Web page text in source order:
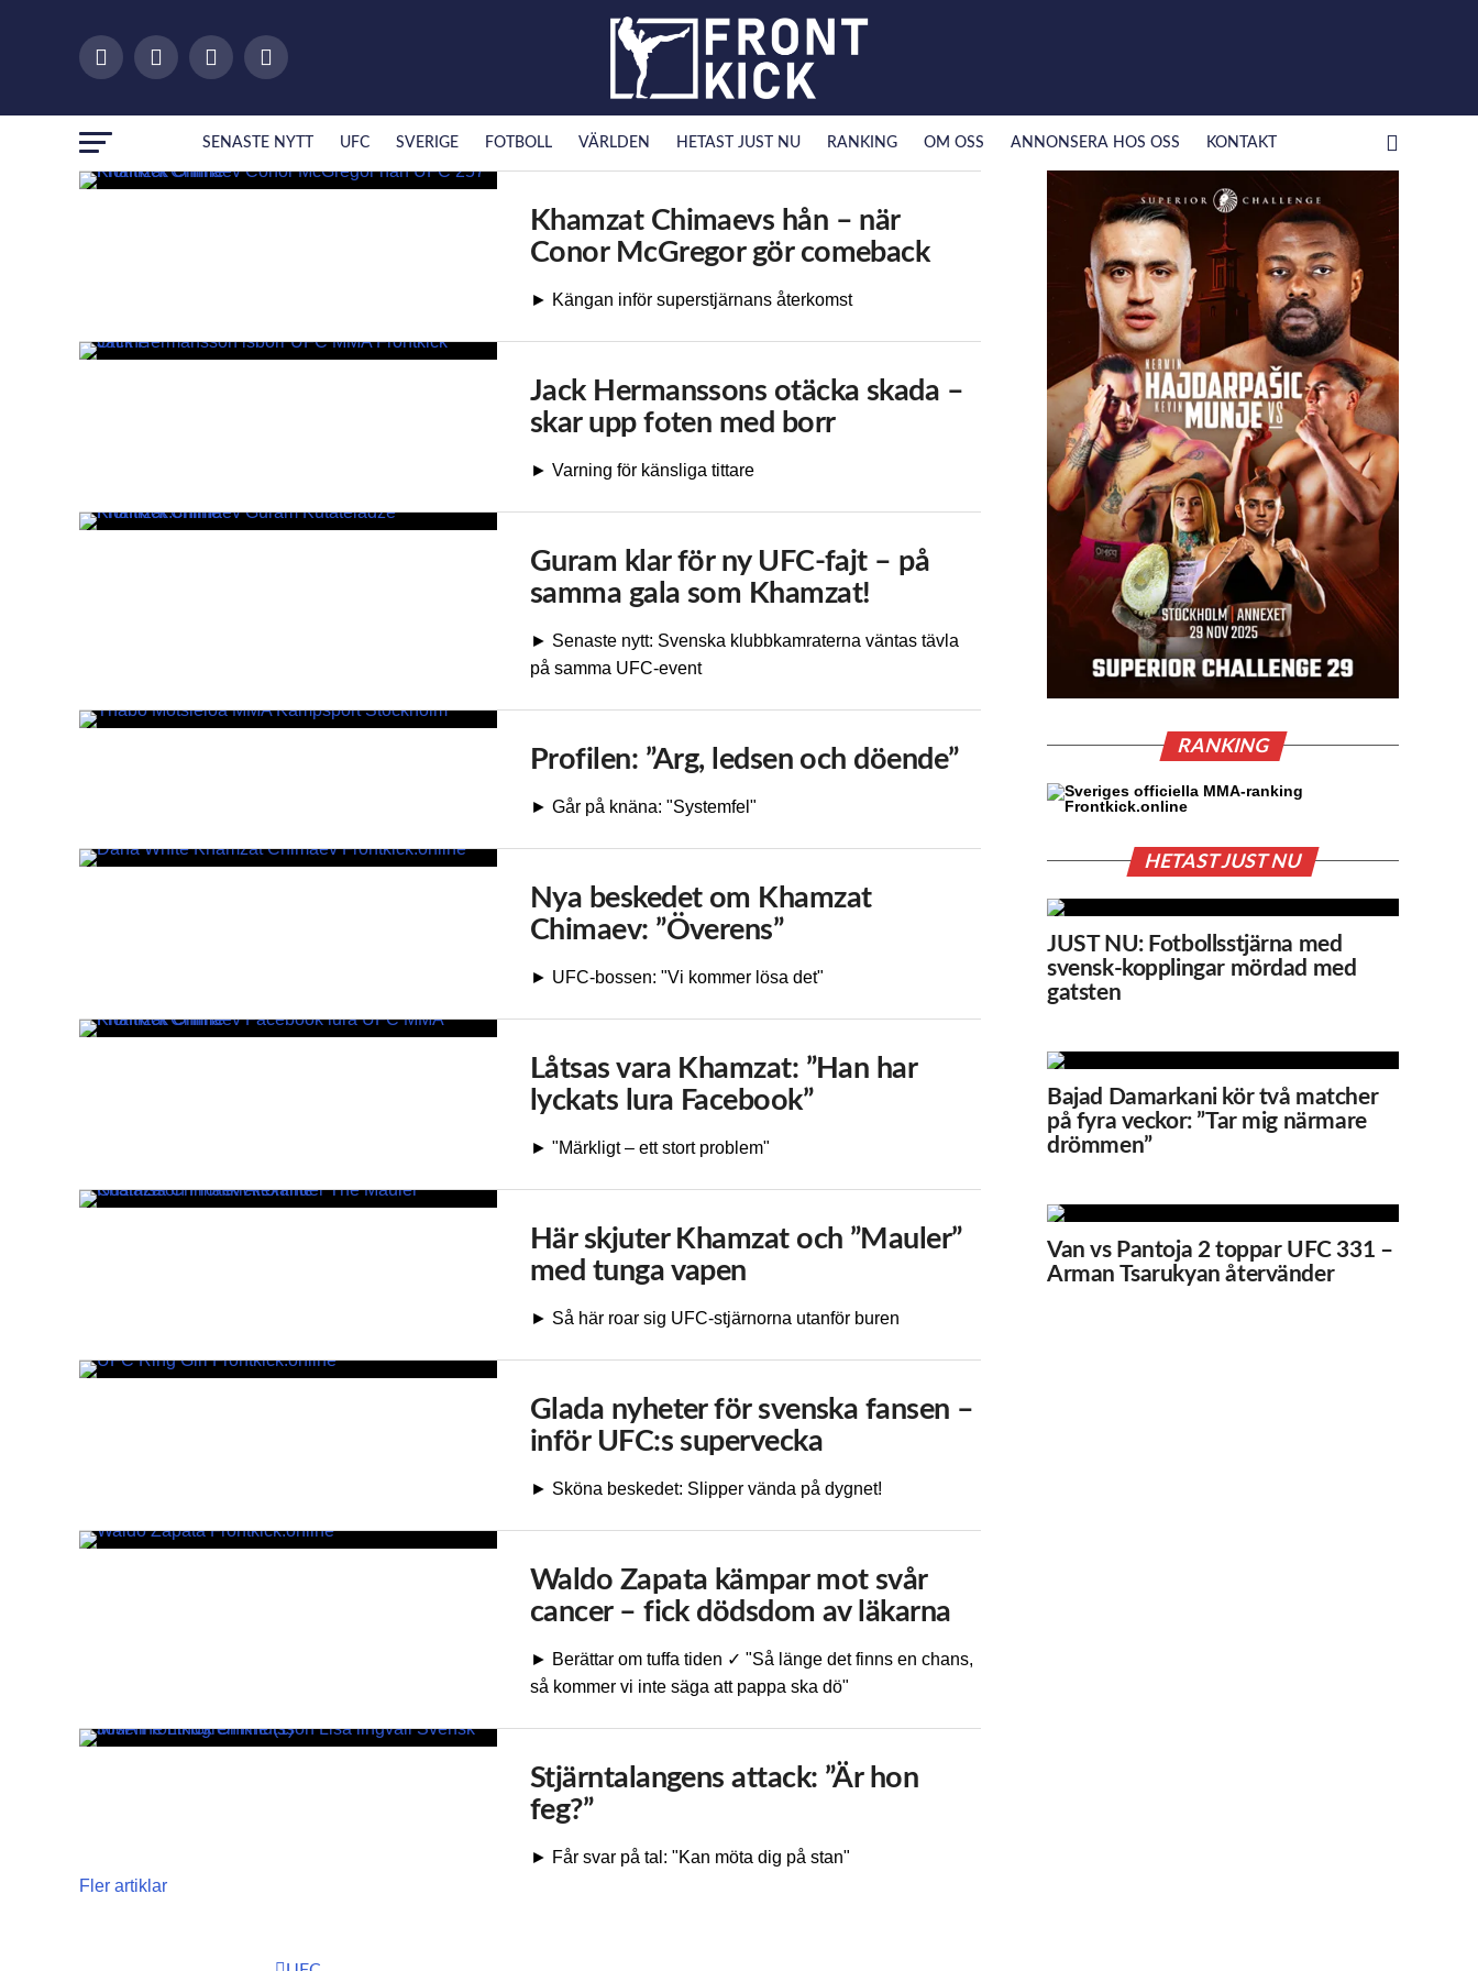
SENASTE NYTT UFC SVERIGE FOTBOLL VÄRLDEN HETAST JUST NU RANKING OM OSS ANNONSERA HOS OSS KONTAKT
Khamzat Chimaevs hån – när
Conor McGregor gör comeback
► Kängan inför superstjärnans återkomst
Jack Hermanssons otäcka skada –
skar upp foten med borr
► Varning för känsliga tittare
Guram klar för ny UFC-fajt – på
samma gala som Khamzat!
► Senaste nytt: Svenska klubbkamraterna väntas tävla
på samma UFC-event
Profilen: ”Arg, ledsen och döende”
► Går på knäna: "Systemfel"
Nya beskedet om Khamzat
Chimaev: ”Överens”
► UFC-bossen: "Vi kommer lösa det"
Låtsas vara Khamzat: ”Han har
lyckats lura Facebook”
► "Märkligt – ett stort problem"
Här skjuter Khamzat och ”Mauler”
med tunga vapen
► Så här roar sig UFC-stjärnorna utanför buren
Glada nyheter för svenska fansen –
inför UFC:s supervecka
► Sköna beskedet: Slipper vända på dygnet!
Waldo Zapata kämpar mot svår
cancer – fick dödsdom av läkarna
► Berättar om tuffa tiden ✓ "Så länge det finns en chans,
så kommer vi inte säga att pappa ska dö"
Stjärntalangens attack: ”Är hon
feg?”
► Får svar på tal: "Kan möta dig på stan"
Fler artiklar
RANKING
HETAST JUST NU
JUST NU: Fotbollsstjärna med
svensk-kopplingar mördad med
gatsten
Bajad Damarkani kör två matcher
på fyra veckor: ”Tar mig närmare
drömmen”
Van vs Pantoja 2 toppar UFC 331 –
Arman Tsarukyan återvänder